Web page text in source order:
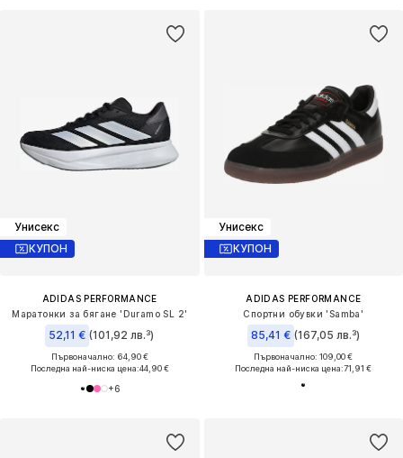
Унисекс
КУПОН
ADIDAS PERFORMANCE
Маратонки за бягане 'Duramo SL 2'
52,11 € (101,92 лв.³)
Първоначално: 64,90 €
Последна най-ниска цена:44,90 €
+6
Унисекс
КУПОН
ADIDAS PERFORMANCE
Спортни обувки 'Samba'
85,41 € (167,05 лв.³)
Първоначално: 109,00 €
Последна най-ниска цена:71,91 €